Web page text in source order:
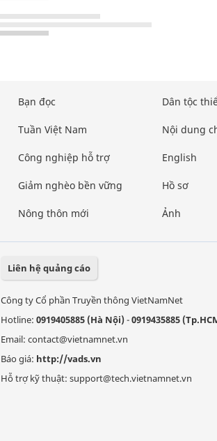
Bạn đọc
Tuần Việt Nam
Công nghiệp hỗ trợ
Giảm nghèo bền vững
Nông thôn mới
Dân tộc
Nội dung
English
Hồ sơ
Ảnh
Liên hệ quảng cáo
Công ty Cổ phần Truyền thông VietNamNet
Hotline: 0919405885 (Hà Nội)-0919435885
Email: contact@vietnamnet.vn
Báo giá: http://vads.vn
Hỗ trợ kỹ thuật: support@tech.vietnamnet.vn